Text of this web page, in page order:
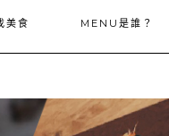
美食 MENU是誰？